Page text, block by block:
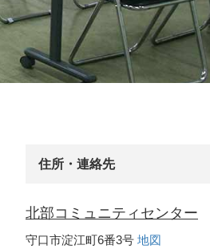
住所・連絡先
北部コミュニティセンター
守口市淀江町6番3号 地図